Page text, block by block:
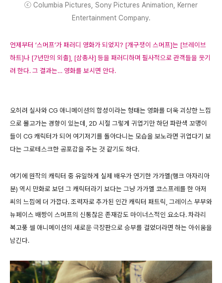
ⓒ Columbia Pictures, Sony Pictures Animation, Kerner
Entertainment Company.
언제부터 ‘스머프’가 패러디 영화가 되었지? [개구쟁이 스머프]는 [브레이브
하트]나 [7년만의 외출], [삼총사] 등을 패러디하며 필사적으로 관객들을 웃기
려 한다. 그 결과는… 영화를 보시면 안다.
오히려 실사와 CG 애니메이션의 합성이라는 형태는 영화를 더욱 괴상한 느낌
으로 몰고가는 경향이 있는데, 2D 시절 그렇게 귀엽기만 하던 파란색 꼬맹이
들이 CG 캐릭터가 되어 여기저기를 돌아다니는 모습을 보노라면 귀엽다기 보
다는 그로테스크한 공포감을 주는 것 같기도 하다.
여기에 원작의 캐릭터 중 유일하게 실제 배우가 연기한 가가멜(행크 아자리아
분) 역시 만화로 보던 그 캐릭터라기 보다는 그냥 가가멜 코스프레를 한 아저
씨의 느낌에 더 가깝다. 조력자로 추가된 인간 캐릭터 패트릭, 그레이스 부부와
뉴페이스 배짱이 스머프의 신통찮은 존재감도 마이너스적인 요소다. 차라리
복고풍 셀 애니메이션의 새로운 극장판으로 승부를 걸었더라면 하는 아쉬움을
남긴다.